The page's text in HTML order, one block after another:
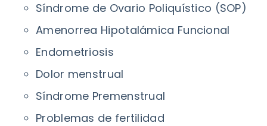
Síndrome de Ovario Poliquístico (SOP)
Amenorrea Hipotalámica Funcional
Endometriosis
Dolor menstrual
Síndrome Premenstrual
Problemas de fertilidad